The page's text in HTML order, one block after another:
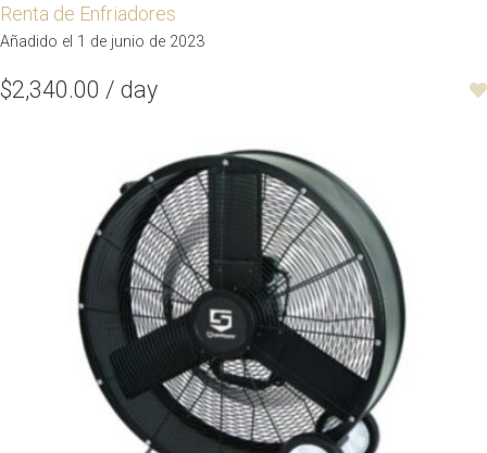
Renta de Enfriadores
Añadido el 1 de junio de 2023
$2,340.00 / day